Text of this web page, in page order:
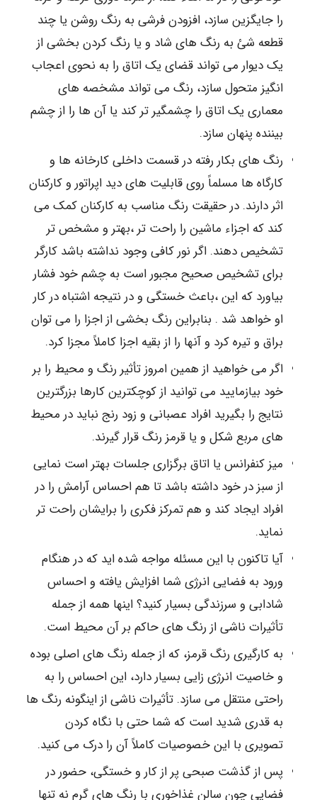
را جایگزین سازد، افزودن فرشی به رنگ روشن یا چند
قطعه شئ به رنگ های شاد و یا رنگ کردن بخشی از
یک دیوار می تواند قضای یک اتاق را به نحوی اعجاب
انگیز متحول سازد، رنگ می تواند مشخصه های
معماری یک اتاق را چشمگیر تر کند یا آن ها را از چشم
بیننده پنهان سازد.
رنگ های بکار رفته در قسمت داخلی کارخانه ها و
کارگاه ها مسلماً روی قابلیت های دید اپراتور و کارکنان
اثر دارند. در حقیقت رنگ مناسب به کارکنان کمک می
کند که اجزاء ماشین را راحت تر ،بهتر و مشخص تر
تشخیص دهند. اگر نور کافی وجود نداشته باشد کارگر
برای تشخیص صحیح مجبور است به چشم خود فشار
بیاورد که این ،باعث خستگی و در نتیجه اشتباه در کار
او خواهد شد . بنابراین رنگ بخشی از اجزا را می توان
براق و تیره کرد و آنها را از بقیه اجزا کاملاً مجزا کرد.
اگر می خواهید از همین امروز تأثیر رنگ و محیط را بر
خود بیازمایید می توانید از کوچکترین کارها بزرگترین
نتایج را بگیرید افراد عصبانی و زود رنج نباید در محیط
های مربع شکل و یا قرمز رنگ قرار گیرند.
میز کنفرانس یا اتاق برگزاری جلسات بهتر است نمایی
از سبز در خود داشته باشد تا هم احساس آرامش را در
افراد ایجاد کند و هم تمرکز فکری را برایشان راحت تر
نماید.
آیا تاکنون با این مسئله مواجه شده اید که در هنگام
ورود به فضایی انرژی شما افزایش یافته و احساس
شادابی و سرزندگی بسیار کنید؟ اینها همه از جمله
تأثیرات ناشی از رنگ های حاکم بر آن محیط است.
به کارگیری رنگ قرمز، که از جمله رنگ های اصلی بوده
و خاصیت انرژی زایی بسیار دارد، این احساس را به
راحتی منتقل می سازد. تأثیرات ناشی از اینگونه رنگ ها
به قدری شدید است که شما حتی با نگاه کردن
تصویری با این خصوصیات کاملاً آن را درک می کنید.
پس از گذشت صبحی پر از کار و خستگی، حضور در
فضایی چون سالن غذاخوری با رنگ های گرم نه تنها